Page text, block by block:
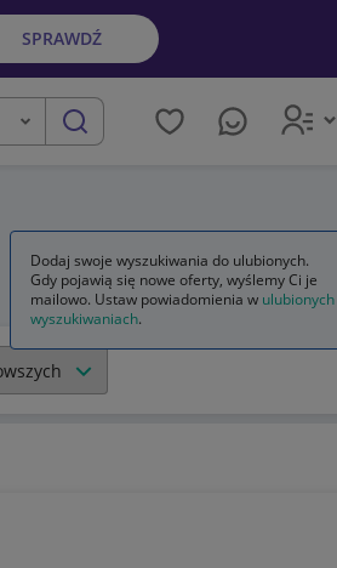
SPRAWDŹ
szukaj
Dodaj swoje wyszukiwania do ulubionych.
Gdy pojawią się nowe oferty, wyślemy Ci je
mailowo. Ustaw powiadomienia w ulubionych
wyszukiwaniach.